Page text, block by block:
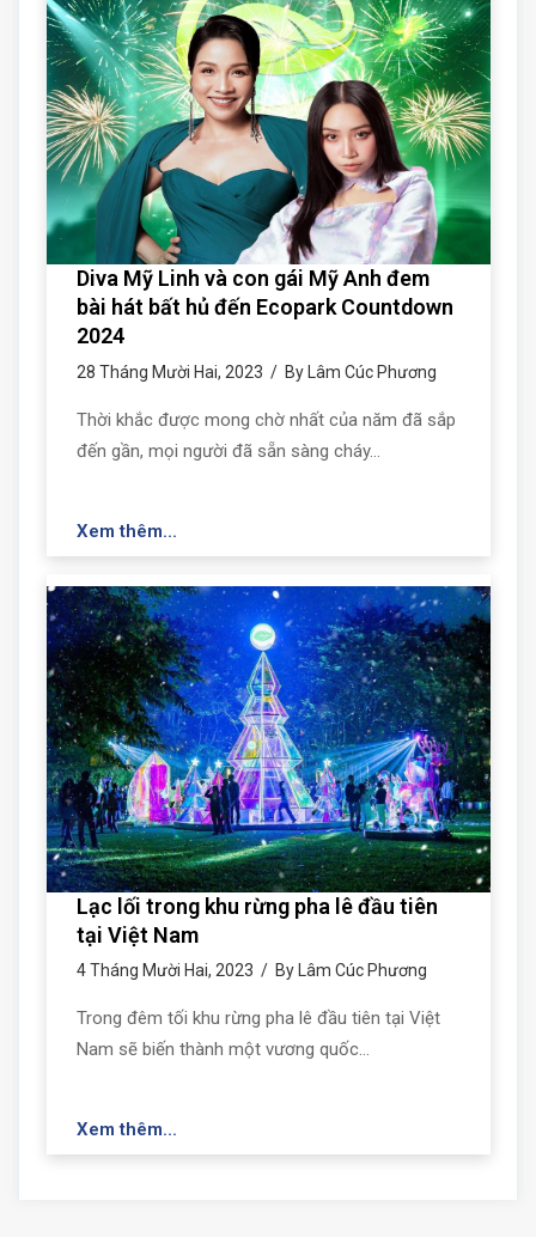
Diva Mỹ Linh và con gái Mỹ Anh đem
bài hát bất hủ đến Ecopark Countdown
2024
28 Tháng Mười Hai, 2023 / By Lâm Cúc Phương
Thời khắc được mong chờ nhất của năm đã sắp
đến gần, mọi người đã sẵn sàng cháy…
Xem thêm...
Lạc lối trong khu rừng pha lê đầu tiên
tại Việt Nam
4 Tháng Mười Hai, 2023 / By Lâm Cúc Phương
Trong đêm tối khu rừng pha lê đầu tiên tại Việt
Nam sẽ biến thành một vương quốc…
Xem thêm...